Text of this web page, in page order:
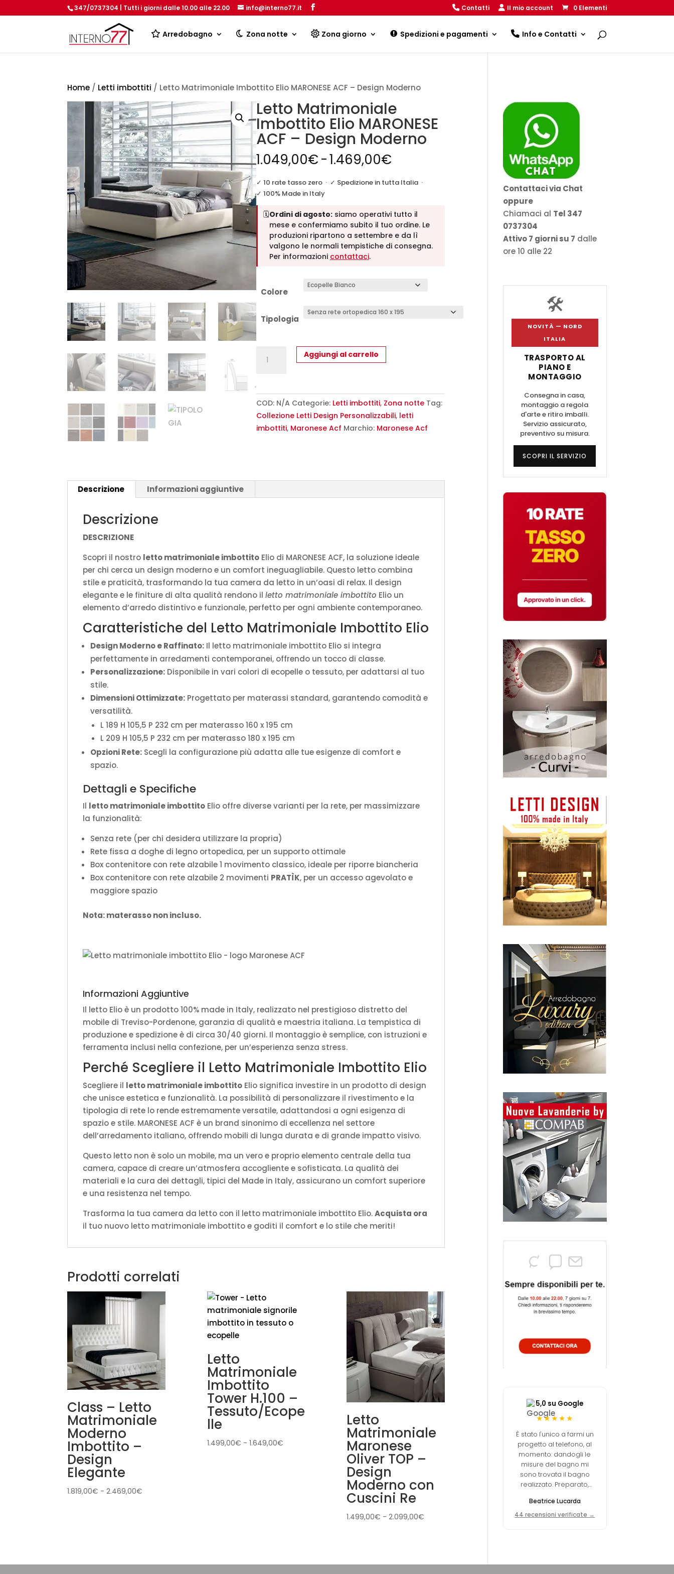
347/0737304 | Tutti i giorni dalle 10.00 alle 22.00 info@interno77.it Contatti Il mio account 0 Elementi
Arredobagno Zona notte Zona giorno Spedizioni e pagamenti Info e Contatti
Products
Home / Letti imbottiti / Letto Matrimoniale Imbottito Elio MARONESE ACF – Design Moderno
Letto Matrimoniale
Imbottito Elio MARONESE
ACF – Design Moderno
1.049,00€-1.469,00€Fascia
prezzo:
1.049,00€
a
1.469,00€
✓ 10 rate tasso zero· ✓ Spedizione in tutta Italia·
✓ 100% Made in Italy
🗓️Ordini di agosto:siamo operativi tutto il
mese e confermiamo subito il tuo ordine. Le
produzioni ripartono a settembre e da lì
valgono le normali tempistiche di consegna.
Per informazioni contattaci.
Colore
Tipologia
Matrimoniale
Elio
MARONESE
ACF
-
Aggiungi al carrello
COD: N/A Categorie: Letti imbottiti, Zona notte Tag:
Collezione Letti Design Personalizzabili, letti
imbottiti, Maronese Acf Marchio: Maronese Acf
Descrizione Informazioni aggiuntive
Descrizione
DESCRIZIONE
Scopri il nostro letto matrimoniale imbottito Elio di MARONESE ACF, la soluzione ideale
per chi cerca un design moderno e un comfort ineguagliabile. Questo letto combina
stile e praticità, trasformando la tua camera da letto in un’oasi di relax. Il design
elegante e le finiture di alta qualità rendono illetto matrimoniale imbottito Elio un
elemento d’arredo distintivo e funzionale, perfetto per ogni ambiente contemporaneo.
Caratteristiche del Letto Matrimoniale Imbottito Elio
Design Moderno e Raffinato: Il letto matrimoniale imbottito Elio si integra
perfettamente in arredamenti contemporanei, offrendo un tocco di classe.
Personalizzazione: Disponibile in vari colori di ecopelle o tessuto, per adattarsi al tuo
stile.
Dimensioni Ottimizzate: Progettato per materassi standard, garantendo comodità e
versatilità.
L 189 H 105,5 P 232 cm per materasso 160 x 195 cm
L 209 H 105,5 P 232 cm per materasso 180 x 195 cm
Opzioni Rete: Scegli la configurazione più adatta alle tue esigenze di comfort e
spazio.
Dettagli e Specifiche
Il letto matrimoniale imbottito Elio offre diverse varianti per la rete, per massimizzare
la funzionalità:
Senza rete (per chi desidera utilizzare la propria)
Rete fissa a doghe di legno ortopedica, per un supporto ottimale
Box contenitore con rete alzabile 1 movimento classico, ideale per riporre biancheria
Box contenitore con rete alzabile 2 movimenti PRATÌK, per un accesso agevolato e
maggiore spazio
Nota: materasso non incluso.
Informazioni Aggiuntive
Il letto Elio è un prodotto 100% made in Italy, realizzato nel prestigioso distretto del
mobile di Treviso-Pordenone, garanzia di qualità e maestria italiana. La tempistica di
produzione e spedizione è di circa 30/40 giorni. Il montaggio è semplice, con istruzioni e
ferramenta inclusi nella confezione, per un’esperienza senza stress.
Perché Scegliere il Letto Matrimoniale Imbottito Elio
Scegliere il letto matrimoniale imbottito Elio significa investire in un prodotto di design
che unisce estetica e funzionalità. La possibilità di personalizzare il rivestimento e la
tipologia di rete lo rende estremamente versatile, adattandosi a ogni esigenza di
spazio e stile. MARONESE ACF è un brand sinonimo di eccellenza nel settore
dell’arredamento italiano, offrendo mobili di lunga durata e di grande impatto visivo.
Questo letto non è solo un mobile, ma un vero e proprio elemento centrale della tua
camera, capace di creare un’atmosfera accogliente e sofisticata. La qualità dei
materiali e la cura dei dettagli, tipici del Made in Italy, assicurano un comfort superiore
e una resistenza nel tempo.
Trasforma la tua camera da letto con il letto matrimoniale imbottito Elio.Acquista ora
il tuo nuovo letto matrimoniale imbottito e goditi il comfort e lo stile che meriti!
Prodotti correlati
Class – Letto
Matrimoniale
Moderno
Imbottito –
Design
Elegante
1.819,00€ - 2.469,00€
Letto
Matrimoniale
Imbottito
Tower H.100 –
Tessuto/Ecope
lle
1.499,00€ - 1.649,00€Fascia
Letto
Matrimoniale
Maronese
Oliver TOP –
Design
Moderno con
Cuscini Re
1.499,00€ - 2.099,00€
1.499,00€
Contattaci via Chat
oppure
Chiamaci al Tel 347
0737304
Attivo 7 giorni su 7 dalle
ore 10 alle 22
🛠️
NOVITÀ — NORD
ITALIA
TRASPORTO AL
PIANO E
MONTAGGIO
Consegna in casa,
montaggio a regola
d'arte e ritiro imballi.
Servizio assicurato,
preventivo su misura.
SCOPRI IL SERVIZIO
5,0 su Google
★★★★★
È stato l'unico a farmi un
progetto al telefono, al
momento: dandogli le
misure del bagno mi
sono trovata il bagno
realizzato. Preparato,
molto concorrenziale.
Beatrice Lucarda
44 recensioni verificate →